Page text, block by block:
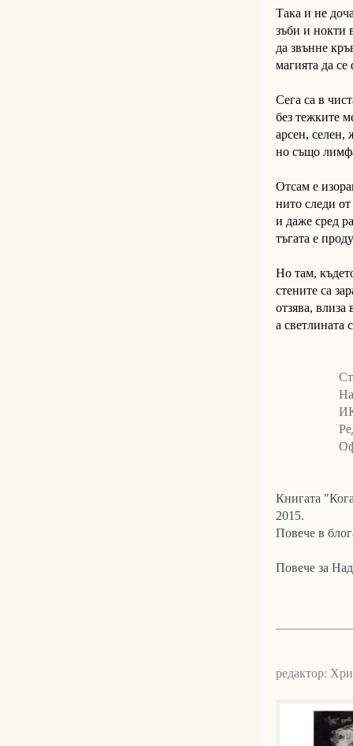
Така и не
зъби и нокти
да звънне
магията да
Сега са в
без тежките
арсен, селен,
но също
Отсам е
нито следи
и даже сред
тъгата е
Но там,
стените са
отзява, влиза
а светлината
Книгата
2015.
Повече в
Повече за
редактор: